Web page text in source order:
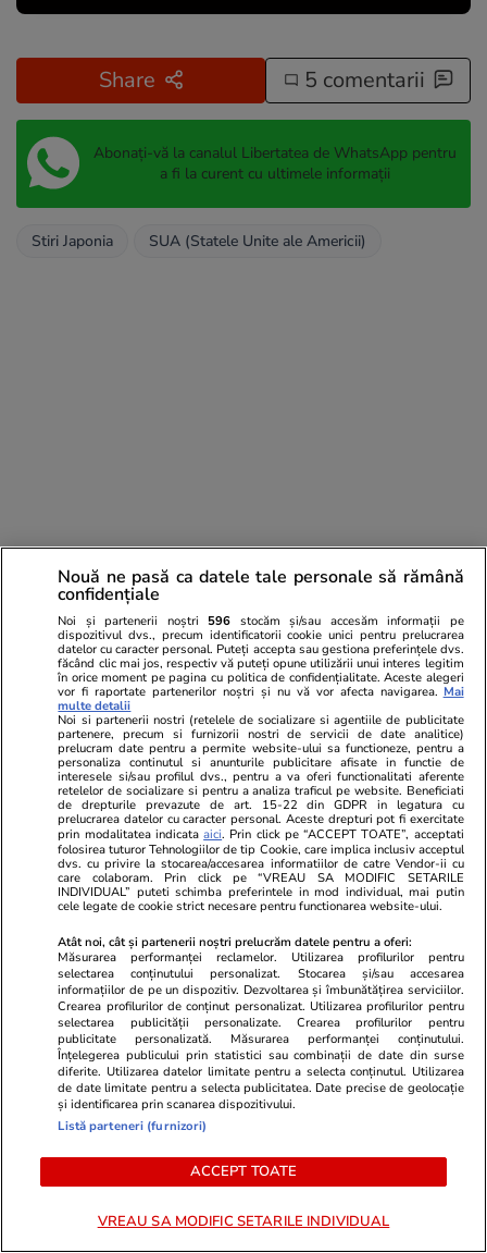
Share 5 comentarii
Abonați-vă la canalul Libertatea de WhatsApp pentru
a fi la curent cu ultimele informații
Stiri Japonia SUA (Statele Unite ale Americii)
Comentarii(5)
Gru2 06.08.2025, 09:42
Invazia Manciuriei de catre Armata Rosie si frica de
comunism a determinat Japonia sa ceara pace ...
0 1 1
Kolehmainen 06.08.2025, 12:16
Primo; Nu a fost NICIO crimă de război. Probabil că
domnul doctor nu a studiat pe îndelete frontul din
înzecit cele ale Reich ului nazist. Nu în plan
numericesc, cât moral. Secundo! Stimabililor, nu
există războaie morale:)))) deoarece toate au victime
colaterale. În al treilea rând pot trimite o bibliografie
importantă de titluri vis a vis de marasmul creat de
Mikado ul japonez. Finalmente Satele Unite au luat
măsura CORECTĂ. Desigur, retroactiv se poate
dezbate la infinit orice subiect. 😲😃
5 3 7
Basarab1948
06.08.2025, 15:08
Nouă ne pasă ca datele tale personale să rămână
confidențiale
Noi și partenerii noștri 596 stocăm și/sau accesăm informații pe
dispozitivul dvs., precum identificatorii cookie unici pentru prelucrarea
datelor cu caracter personal. Puteți accepta sau gestiona preferințele dvs.
făcând clic mai jos, respectiv vă puteți opune utilizării unui interes legitim
în orice moment pe pagina cu politica de confidențialitate. Aceste alegeri
vor fi raportate partenerilor noștri și nu vă vor afecta navigarea. Mai
multe detalii
Noi si partenerii nostri (retelele de socializare si agentiile de publicitate
partenere, precum si furnizorii nostri de servicii de date analitice)
prelucram date pentru a permite website-ului sa functioneze, pentru a
personaliza continutul si anunturile publicitare afisate in functie de
interesele si/sau profilul dvs., pentru a va oferi functionalitati aferente
retelelor de socializare si pentru a analiza traficul pe website. Beneficiati
de drepturile prevazute de art. 15-22 din GDPR in legatura cu
prelucrarea datelor cu caracter personal. Aceste drepturi pot fi exercitate
prin modalitatea indicataaici. Prin click pe “ACCEPT TOATE”, acceptati
folosirea tuturor Tehnologiilor de tip Cookie, care implica inclusiv acceptul
dvs. cu privire la stocarea/accesarea informatiilor de catre Vendor-ii cu
care colaboram. Prin click pe “VREAU SA MODIFIC SETARILE
INDIVIDUAL” puteti schimba preferintele in mod individual, mai putin
cele legate de cookie strict necesare pentru functionarea website-ului.
Atât noi, cât și partenerii noștri prelucrăm datele pentru a oferi:
Măsurarea performanței reclamelor. Utilizarea profilurilor pentru
selectarea conținutului personalizat. Stocarea și/sau accesarea
informațiilor de pe un dispozitiv. Dezvoltarea și îmbunătățirea serviciilor.
Crearea profilurilor de conținut personalizat. Utilizarea profilurilor pentru
selectarea publicității personalizate. Crearea profilurilor pentru
publicitate personalizată. Măsurarea performanței conținutului.
Înțelegerea publicului prin statistici sau combinații de date din surse
diferite. Utilizarea datelor limitate pentru a selecta conținutul. Utilizarea
de date limitate pentru a selecta publicitatea. Date precise de geolocație
și identificarea prin scanarea dispozitivului.
Listă parteneri (furnizori)
ACCEPT TOATE
VREAU SA MODIFIC SETARILE INDIVIDUAL